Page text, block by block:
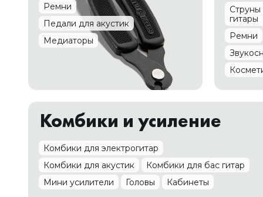
Ремни
Педали для акустик
Медиаторы
Струны
гитары
Ремни
Комбики и усиление
Комбики для электрогитар
Комбики для акустик
Комбики для бас гитар
Мини усилители
Головы Кабинеты